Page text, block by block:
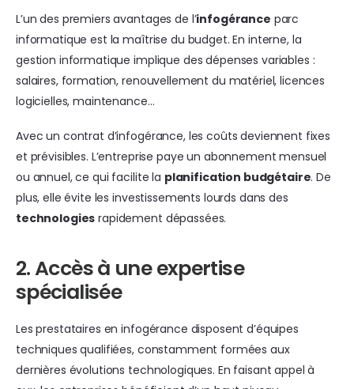
L’un des premiers avantages de l’infogérance parc
informatique est la maîtrise du budget. En interne, la
gestion informatique implique des dépenses variables :
salaires, formation, renouvellement du matériel, licences
logicielles, maintenance…
Avec un contrat d’infogérance, les coûts deviennent fixes
et prévisibles. L’entreprise paye un abonnement mensuel
ou annuel, ce qui facilite la planification budgétaire. De
plus, elle évite les investissements lourds dans des
technologies rapidement dépassées.
2. Accès à une expertise
spécialisée
Les prestataires en infogérance disposent d’équipes
techniques qualifiées, constamment formées aux
dernières évolutions technologiques. En faisant appel à